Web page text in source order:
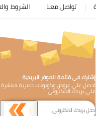
تواصل معنا الشروط
إشترك في قائمة الموفر البريدية
احصل على عروض وكوبونات حصرية مباشرة
على بريدك الالكتروني